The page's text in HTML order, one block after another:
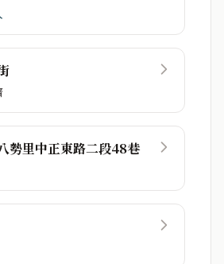
勢里中正東路二段48巷